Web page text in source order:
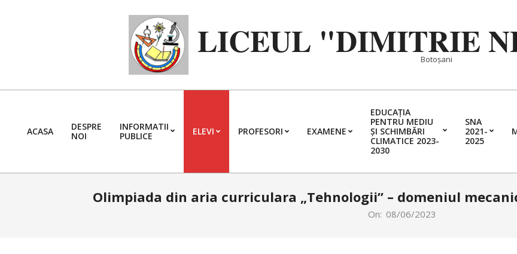
LICEUL "DIMITRIE
Botoșani
Primary
ACASA
DESPRE
NOI
INFORMATII
PUBLICE
ELEVI PROFESORI EXAMENE
EDUCAȚIA
PENTRU MEDIU
ȘI SCHIMBĂRI
CLIMATICE 2023-
2030
SNA
2021-
2025
Olimpiada din aria curriculara „Tehnologii” – domeniul
On: 08/06/2023